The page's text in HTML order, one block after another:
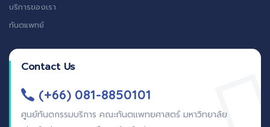
บริการของเรา
ทันตแพทย์
Contact Us
(+66) 081-8850101
ศูนย์ทันตกรรมบริการ คณะทันตแพทยศาสตร์ มหาวิทยาลัย